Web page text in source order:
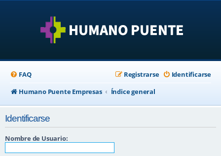
FAQ Identificarse
Registrarse
Humano Puente Empresas
Índice general
Identificarse
Nombre de Usuario: